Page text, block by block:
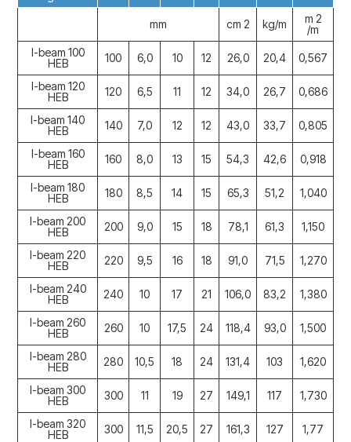
mm cm 2 kg/m
m 2
/m
I-beam 100
HEB
100 6,0 10 12 26,0 20,4 0,567
I-beam 120
HEB
120 6,5 11 12 34,0 26,7 0,686
I-beam 140
HEB
140 7,0 12 12 43,0 33,7 0,805
I-beam 160
HEB
160 8,0 13 15 54,3 42,6 0,918
I-beam 180
HEB
180 8,5 14 15 65,3 51,2 1,040
I-beam 200
HEB
200 9,0 15 18 78,1 61,3 1,150
I-beam 220
HEB
220 9,5 16 18 91,0 71,5 1,270
I-beam 240
HEB
240 10 17 21 106,0 83,2 1,380
I-beam 260
HEB
260 10 17,5 24 118,4 93,0 1,500
I-beam 280
HEB
280 10,5 18 24 131,4 103 1,620
I-beam 300
HEB
300 11 19 27 149,1 117 1,730
I-beam 320
HEB
300 11,5 20,5 27 161,3 127 1,77